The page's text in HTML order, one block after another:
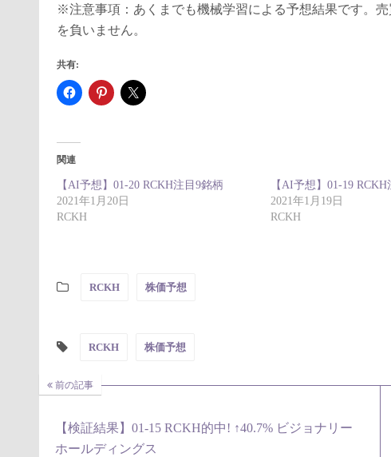
※注意事項：あくまでも機械学習による予想結果です。
を負いません。
共有:
関連
【AI予想】01-20 RCKH注目9銘柄
2021年1月20日
RCKH
【AI予想】01-19
2021年1月19日
RCKH
RCKH 株価予想
RCKH 株価予想
前の記事
【検証結果】01-15 RCKH的中! ↑40.7% ビジョナリー
ホールディングス